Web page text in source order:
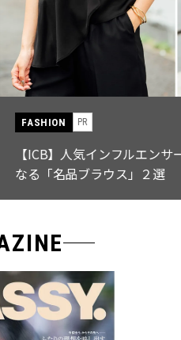
と共同制作! 週5で着たく